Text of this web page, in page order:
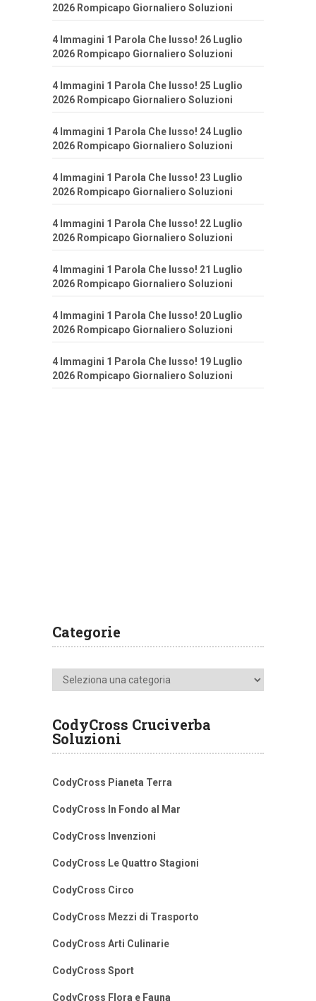
2026 Rompicapo Giornaliero Soluzioni
4 Immagini 1 Parola Che lusso! 26 Luglio
2026 Rompicapo Giornaliero Soluzioni
4 Immagini 1 Parola Che lusso! 25 Luglio
2026 Rompicapo Giornaliero Soluzioni
4 Immagini 1 Parola Che lusso! 24 Luglio
2026 Rompicapo Giornaliero Soluzioni
4 Immagini 1 Parola Che lusso! 23 Luglio
2026 Rompicapo Giornaliero Soluzioni
4 Immagini 1 Parola Che lusso! 22 Luglio
2026 Rompicapo Giornaliero Soluzioni
4 Immagini 1 Parola Che lusso! 21 Luglio
2026 Rompicapo Giornaliero Soluzioni
4 Immagini 1 Parola Che lusso! 20 Luglio
2026 Rompicapo Giornaliero Soluzioni
4 Immagini 1 Parola Che lusso! 19 Luglio
2026 Rompicapo Giornaliero Soluzioni
Categorie
Categorie
CodyCross Cruciverba
Soluzioni
CodyCross Pianeta Terra
CodyCross In Fondo al Mar
CodyCross Invenzioni
CodyCross Le Quattro Stagioni
CodyCross Circo
CodyCross Mezzi di Trasporto
CodyCross Arti Culinarie
CodyCross Sport
CodyCross Flora e Fauna